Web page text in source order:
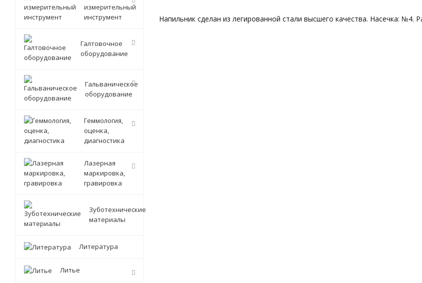
Напильник сделан из легированной стали высшего качества. Насечка:
измерительный
инструмент
Галтовочное
оборудование
Гальваническое
оборудование
Геммология,
оценка,
диагностика
Лазерная
маркировка,
гравировка
Зуботехнические
материалы
Литература
Литье